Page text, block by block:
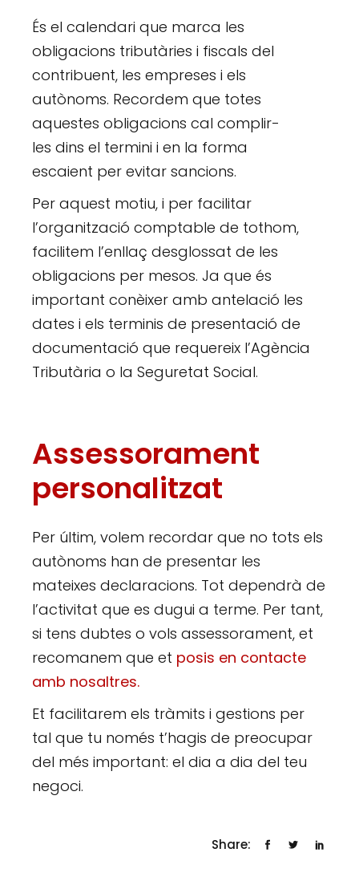
És el calendari que marca les
obligacions tributàries i fiscals del
contribuent, les empreses i els
autònoms. Recordem que totes
aquestes obligacions cal complir-
les dins el termini i en la forma
escaient per evitar sancions.
Per aquest motiu, i per facilitar
l’organització comptable de tothom,
facilitem l’enllaç desglossat de les
obligacions per mesos. Ja que és
important conèixer amb antelació les
dates i els terminis de presentació de
documentació que requereix l’Agència
Tributària o la Seguretat Social.
Assessorament
personalitzat
Per últim, volem recordar que no tots els
autònoms han de presentar les
mateixes declaracions. Tot dependrà de
l’activitat que es dugui a terme. Per tant,
si tens dubtes o vols assessorament, et
recomanem que et posis en contacte
amb nosaltres.
Et facilitarem els tràmits i gestions per
tal que tu només t’hagis de preocupar
del més important: el dia a dia del teu
negoci.
Share: